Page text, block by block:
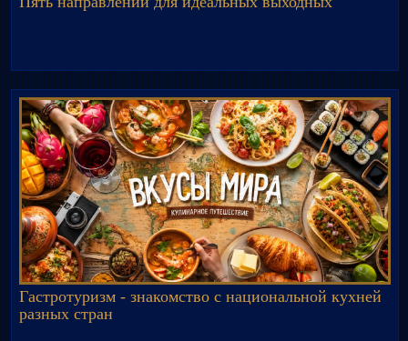
Гастротуризм - знакомство с национальной кухней
разных стран